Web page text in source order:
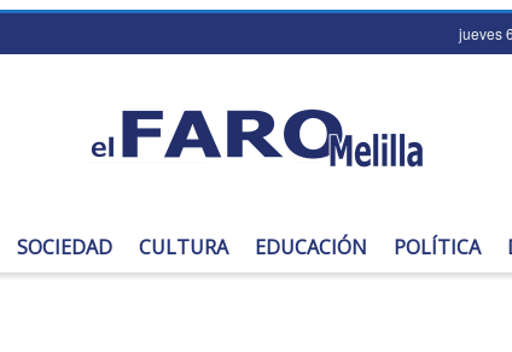
jueves
SOCIEDAD CULTURA EDUCACIÓN POLÍTICA